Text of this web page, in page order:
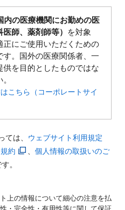
内の医療機関にお勤めの医
師、薬剤師等）
を対象
正にご使用いただくための
。国外の医療関係者、一
供を目的としたものではな
こちら（コーポレートサイ
ては、 ウェブサイト利用規定
約
個人情報の取扱いのご
。
上の情報について細心の注意を払
・完全性・有用性等に関して保証